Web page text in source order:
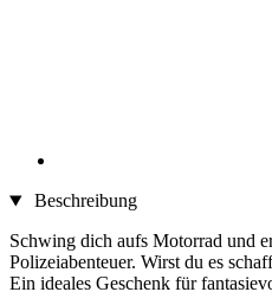
Beschreibung
Schwing dich aufs Motorrad und
Polizeiabenteuer. Wirst du es
Ein ideales Geschenk für